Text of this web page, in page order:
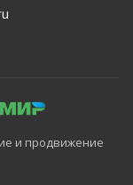
и продвижение